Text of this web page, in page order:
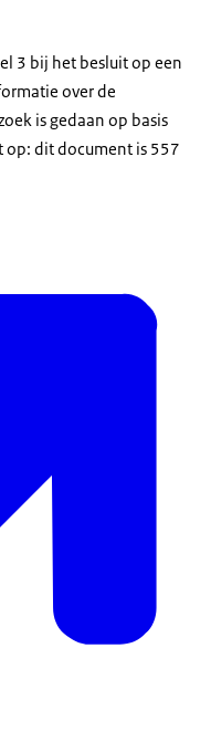
3 bij het besluit op een
over de
is gedaan op basis
op: dit document is 557